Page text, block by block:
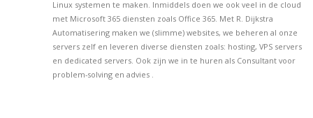
Linux systemen te maken. Inmiddels doen we ook veel in de cloud
met Microsoft 365 diensten zoals Office 365. Met R. Dijkstra
Automatisering maken we (slimme) websites, we beheren al onze
servers zelf en leveren diverse diensten zoals: hosting, VPS servers
en dedicated servers. Ook zijn we in te huren als Consultant voor
problem-solving en advies .